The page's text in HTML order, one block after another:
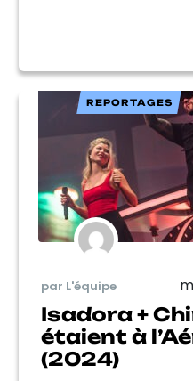
REPORTAGES
par L'équipe
Isadora +
étaient à
(2024)